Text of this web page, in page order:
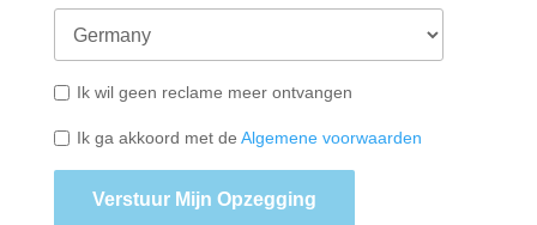
Ik wil geen reclame meer ontvangen
Ik ga akkoord met de Algemene voorwaarden
Verstuur Mijn Opzegging